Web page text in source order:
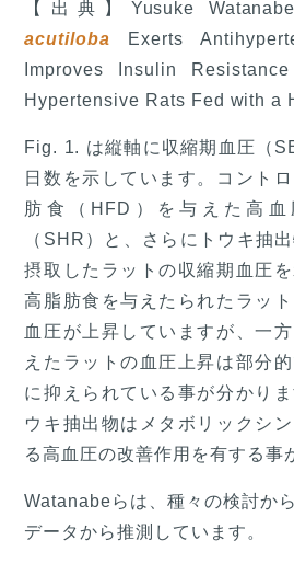
【出典】Yusuke
acutiloba Exerts
Improves Insulin
Hypertensive Rats Fed with a
Fig. 1. は縦軸に収縮期血圧（
日数を示しています。コント
肪食（HFD）を与えた高
（SHR）と、さらにトウキ抽
摂取したラットの収縮期血圧を
高脂肪食を与えたられたラッ
血圧が上昇していますが、一
えたラットの血圧上昇は部分
に抑えられている事が分かり
ウキ抽出物はメタボリックシ
る高血圧の改善作用を有する事
Watanabeらは、種々の検討か
データから推測しています。